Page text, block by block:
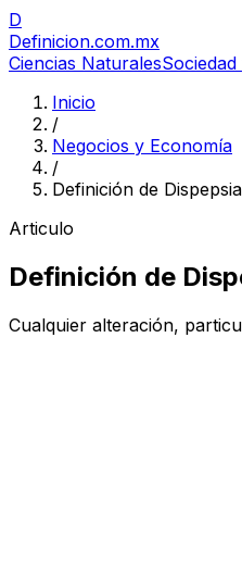
D
Definicion.com.mx
Ciencias Naturales
Inicio
/
Negocios y Economía
/
Definición de
Articulo
Definición de
Cualquier alteración,